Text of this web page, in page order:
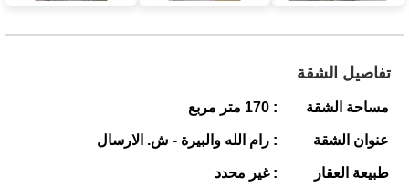
تفاصيل الشقة
مساحة الشقة : 170 متر مربع
عنوان الشقة : رام الله والبيرة - ش. الارسال
طبيعة العقار : غير محدد